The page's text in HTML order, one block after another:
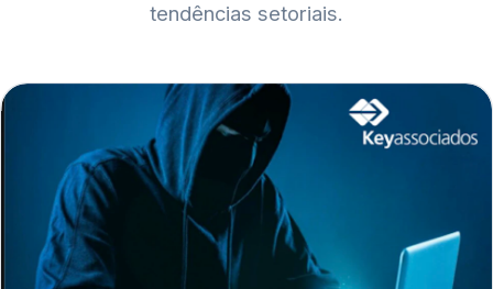
tendências setoriais.